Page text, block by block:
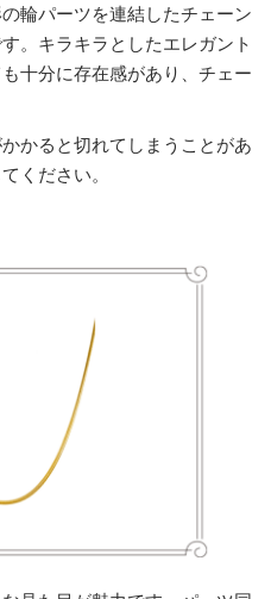
輪パーツを連結したチェーン
。キラキラとしたエレガント
十分に存在感があり、チェー
かると切れてしまうことがあ
ください。